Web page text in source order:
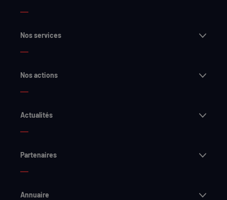
Nos services
Nos actions
Actualités
Partenaires
Annuaire